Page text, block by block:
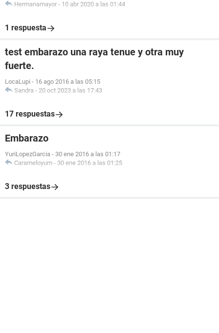
Hermanamayor - 10 abr 2020 a las 01:44
1 respuesta
test embarazo una raya tenue y otra muy
fuerte.
LocaLupi - 16 ago 2016 a las 05:15
Sandra - 20 oct 2023 a las 17:43
17 respuestas
Embarazo
YuriLopezGarcia - 30 ene 2016 a las 01:17
Carameloyum - 30 ene 2016 a las 01:25
3 respuestas